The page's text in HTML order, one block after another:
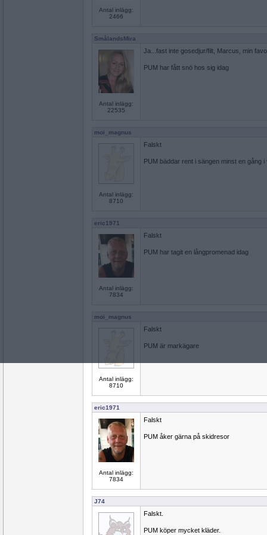
Antal inlägg:
2466
SmålandsMira
Antal inlägg:
22535
Ja...fast inte gosedjur/filt, Marcus, min
PUM har fått snö hos sig idag
moi_magnus
Antal inlägg:
8710
Falskt
PUM bäddar rent i sängen minst en gång i
eric1971
Antal inlägg:
7834
Falskt
PUM har tagit en långpromenad idag
moi_magnus
Antal inlägg:
8710
Falskt
PUM är markägare
eric1971
Antal inlägg:
7834
Falskt
PUM åker gärna på skidresor
J74
Falskt.
PUM köper mycket kläder.